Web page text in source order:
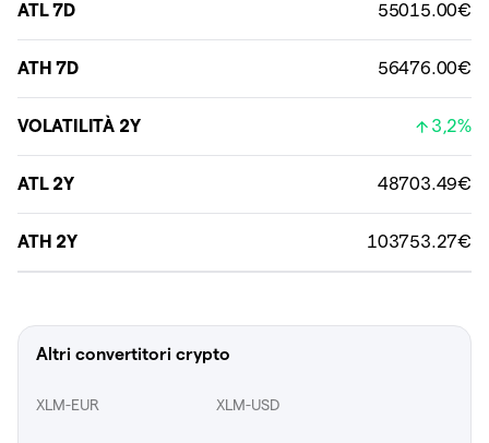
ATL 7D 55015.00€
ATH 7D 56476.00€
VOLATILITÀ 2Y 3,2%
ATL 2Y 48703.49€
ATH 2Y 103753.27€
Altri convertitori crypto
XLM-EUR XLM-USD